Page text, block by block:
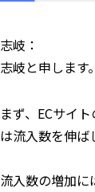
志岐：
志岐と申します
まず、ECサイ
は流入数を伸ば
流入数の増加